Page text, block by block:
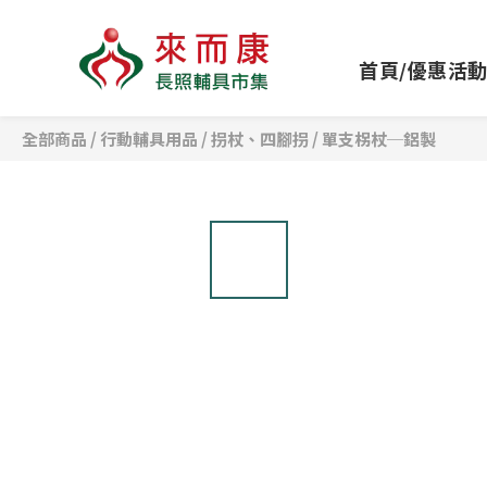
首頁/優惠活動
全部商品 /行動輔具用品 /拐杖、四腳拐 /單支柺杖─鋁製